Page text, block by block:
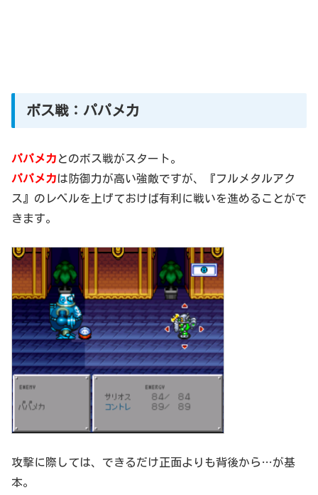
ボス戦：パパメカ
パパメカ とのボス戦がスタート。
パパメカは防御力が高い強敵ですが、『フルメタルアク
ス』のレベルを上げておけば有利に戦いを進めることがで
きます。
攻撃に際しては、できるだけ正面よりも背後から…が基
本。